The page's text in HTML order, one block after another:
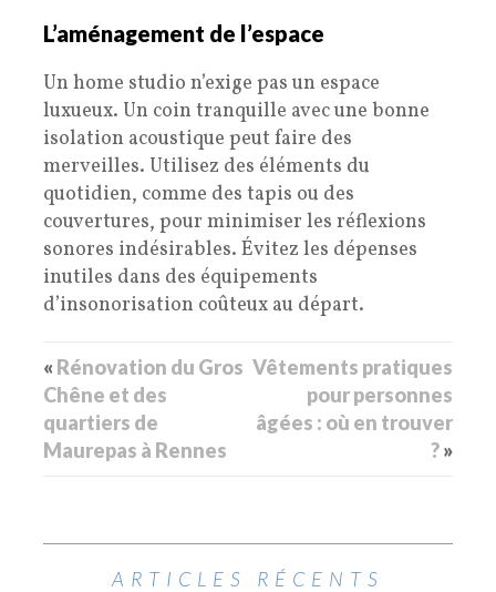
L’aménagement de l’espace
Un home studio n’exige pas un espace
luxueux. Un coin tranquille avec une bonne
isolation acoustique peut faire des
merveilles. Utilisez des éléments du
quotidien, comme des tapis ou des
couvertures, pour minimiser les réflexions
sonores indésirables. Évitez les dépenses
inutiles dans des équipements
d’insonorisation coûteux au départ.
« Rénovation du Gros
Chêne et des
quartiers de
Maurepas à Rennes
Vêtements pratiques
pour personnes
âgées : où en trouver
?»
ARTICLES RÉCENTS